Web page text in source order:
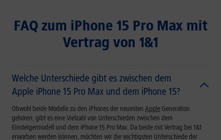
FAQ zum iPhone 15 Pro Max mit
Vertrag von 1&1
Welche Unterschiede gibt es zwischen dem
Apple iPhone 15 Pro Max und dem iPhone 15?
Obwohl beide Modelle zu den iPhones der neuesten AppleGeneration
gehören, gibt es eine Vielzahl von Unterschieden zwischen dem
Einsteigermodell und dem iPhone 15 Pro Max. Da beide mit Vertrag bei 1&1
erworben werden können, möchten wir die wichtigsten Unterschiede der